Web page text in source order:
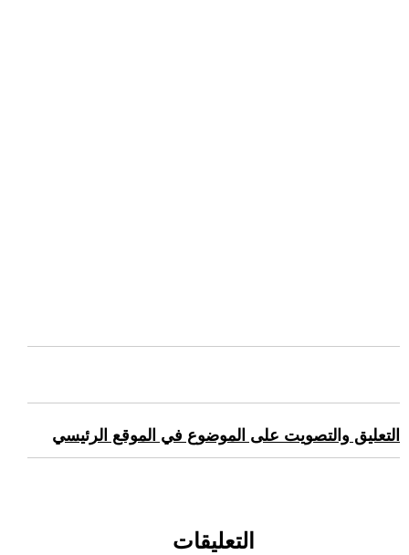
التعليق والتصويت على الموضوع في الموقع الرئيسي
التعليقات